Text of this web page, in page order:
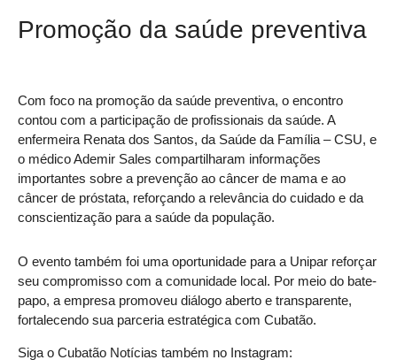
Promoção da saúde preventiva
Com foco na promoção da saúde preventiva, o encontro
contou com a participação de profissionais da saúde. A
enfermeira Renata dos Santos, da Saúde da Família – CSU, e
o médico Ademir Sales compartilharam informações
importantes sobre a prevenção ao câncer de mama e ao
câncer de próstata, reforçando a relevância do cuidado e da
conscientização para a saúde da população.
O evento também foi uma oportunidade para a Unipar reforçar
seu compromisso com a comunidade local. Por meio do bate-
papo, a empresa promoveu diálogo aberto e transparente,
fortalecendo sua parceria estratégica com Cubatão.
Siga o Cubatão Notícias também no Instagram: